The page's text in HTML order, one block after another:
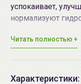
успокаивает,
нормализуют
♦ Масло чайного
антисептическим
Читать полностью +
Характеристики: